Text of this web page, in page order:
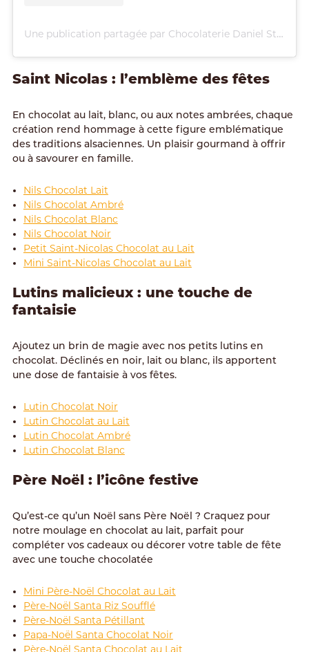
Une publication partagée par Chocolaterie Daniel Stoffel (@danielstoffel_officiel)
Saint Nicolas : l’emblème des fêtes
En chocolat au lait, blanc, ou aux notes ambrées, chaque
création rend hommage à cette figure emblématique
des traditions alsaciennes. Un plaisir gourmand à offrir
ou à savourer en famille.
Nils Chocolat Lait
Nils Chocolat Ambré
Nils Chocolat Blanc
Nils Chocolat Noir
Petit Saint-Nicolas Chocolat au Lait
Mini Saint-Nicolas Chocolat au Lait
Lutins malicieux : une touche de
fantaisie
Ajoutez un brin de magie avec nos petits lutins en
chocolat. Déclinés en noir, lait ou blanc, ils apportent
une dose de fantaisie à vos fêtes.
Lutin Chocolat Noir
Lutin Chocolat au Lait
Lutin Chocolat Ambré
Lutin Chocolat Blanc
Père Noël : l’icône festive
Qu’est-ce qu’un Noël sans Père Noël ? Craquez pour
notre moulage en chocolat au lait, parfait pour
compléter vos cadeaux ou décorer votre table de fête
avec une touche chocolatée
Mini Père-Noël Chocolat au Lait
Père-Noël Santa Riz Soufflé
Père-Noël Santa Pétillant
Papa-Noël Santa Chocolat Noir
Père-Noël Santa Chocolat au Lait